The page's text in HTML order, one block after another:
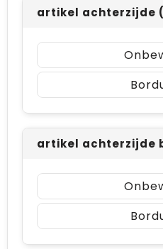
artikel achterzijde
artikel achterzijde